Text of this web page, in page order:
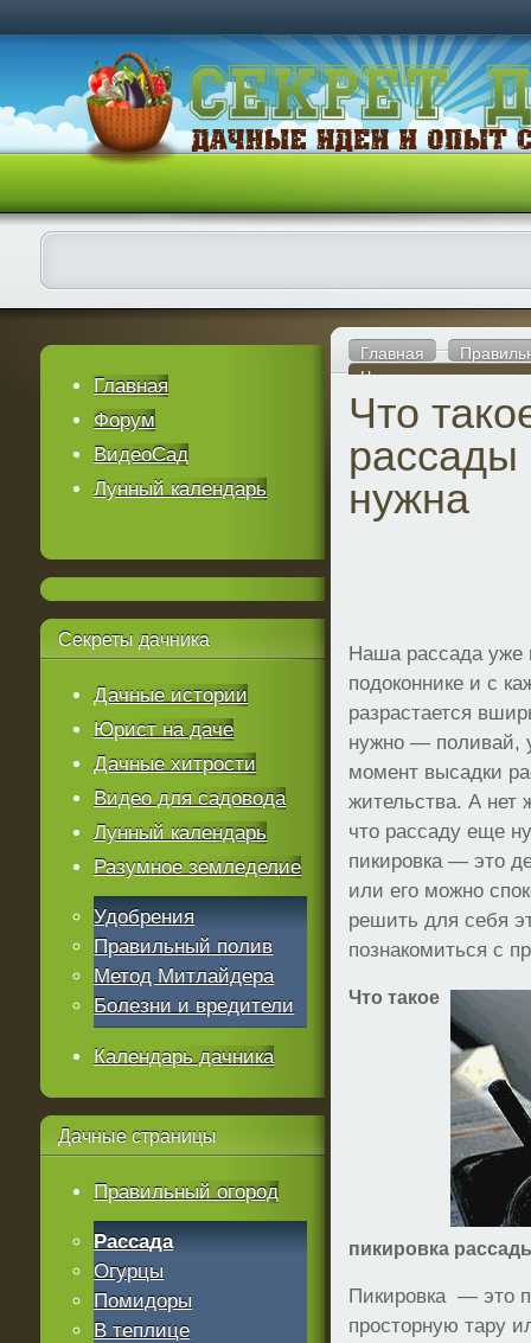
Главная
Что такое
Что
рассады
нужна
Наша рассада уже
подоконнике и с
разрастается
нужно — поливай,
момент высадки
жительства. А нет
что рассаду еще
пикировка — это
или его можно
решить для себя
познакомиться с
Что такое
пикировка
Пикировка — это
просторную тару
Главная
Форум
ВидеоСад
Лунный календарь
Секреты дачника
Дачные истории
Юрист на даче
Дачные хитрости
Видео для садовода
Лунный календарь
Разумное земледелие
Удобрения
Правильный полив
Метод Митлайдера
Болезни и вредители
Календарь дачника
Дачные страницы
Правильный огород
Рассада
Огурцы
Помидоры
В теплице